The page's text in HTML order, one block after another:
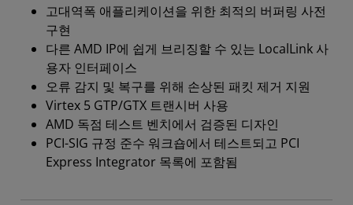
고대역폭 애플리케이션을 위한 최적의 버퍼링 사전
구현
다른 AMD IP에 쉽게 브리징할 수 있는 LocalLink 사
용자 인터페이스
오류 감지 및 복구를 위해 손상된 패킷 제거 지원
Virtex 5 GTP/GTX 트랜시버 사용
AMD 독점 테스트 벤치에서 검증된 디자인
PCI-SIG 규정 준수 워크숍에서 테스트되고 PCI
Express Integrator 목록에 포함됨